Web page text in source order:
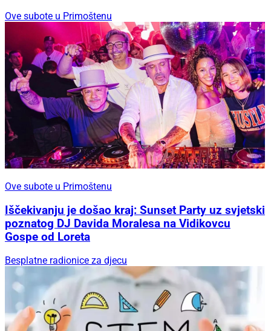
Ove subote u Primoštenu
Ove subote u Primoštenu
Iščekivanju je došao kraj: Sunset Party uz svjetski
poznatog DJ Davida Moralesa na Vidikovcu
Gospe od Loreta
Besplatne radionice za djecu